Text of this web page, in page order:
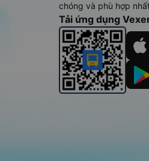
chóng và phù hợp
Tải ứng dụng